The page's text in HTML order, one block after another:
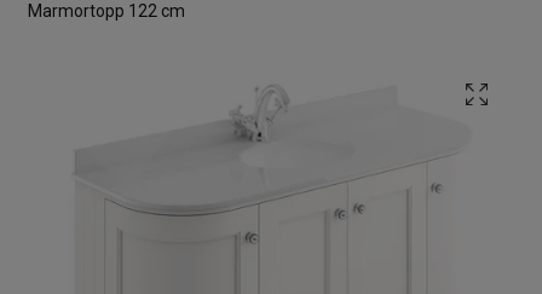
Marmortopp 122 cm